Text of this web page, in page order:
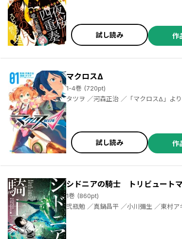
試し読み 作
マクロスΔ
1-4巻 (720pt)
タツヲ ／河森正治 ／「マクロスΔ」より
試し読み 作
シドニアの騎士 トリビュート
1巻 (860pt)
弐瓶勉 ／真鍋昌平 ／小川彌生 ／東村アキコ ／五十嵐大介 ／すぎむらしんいち ／タツヲ ／石口十 ／蟹江鉄史 ／やしろ学 ／道明宏明 ／清水幸詩